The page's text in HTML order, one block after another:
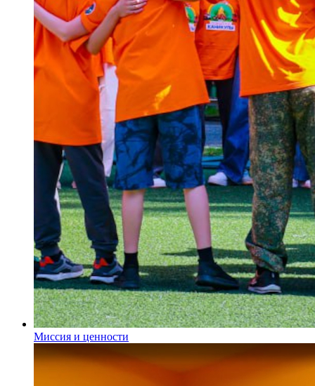
Миссия и ценности